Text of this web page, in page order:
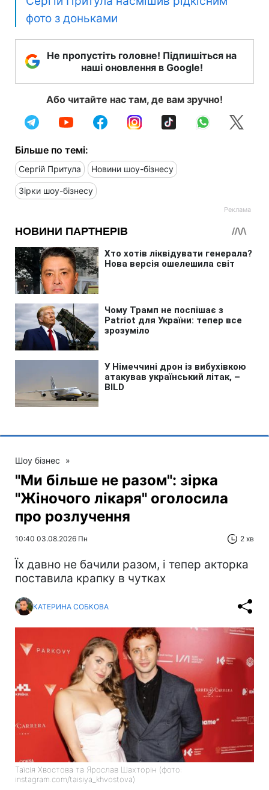
фото з доньками
Не пропустіть головне! Підпишіться на
наші оновлення в Google!
Або читайте нас там, де вам зручно!
Більше по темі:
Сергій Притула Новини шоу-бізнесу
Зірки шоу-бізнесу
Шоу бізнес »
"Ми більше не разом": зірка
"Жіночого лікаря" оголосила
про розлучення
10:40 03.08.2026 Пн 2 хв
Їх давно не бачили разом, і тепер акторка
поставила крапку в чутках
КАТЕРИНА СОБКОВА
Таїсія Хвостова та Ярослав Шахторін (фото:
instagram.com/taisiya_khvostova)